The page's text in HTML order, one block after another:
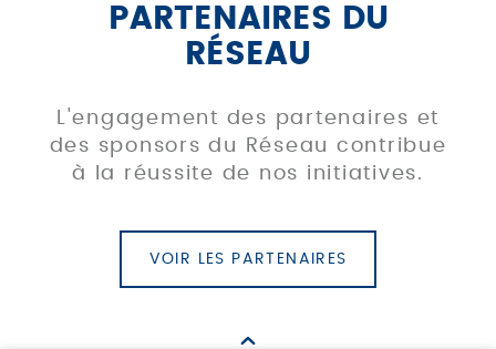
PARTENAIRES DU
RÉSEAU
L'engagement des partenaires et
des sponsors du Réseau contribue
à la réussite de nos initiatives.
VOIR LES PARTENAIRES